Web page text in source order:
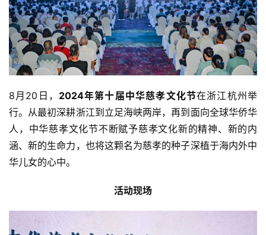
8月20日， 2024年第十届中华慈孝文化节在浙江杭州举
行。从最初深耕浙江到立足海峡两岸，再到面向全球华侨华
人，中华慈孝文化节不断赋予慈孝文化新的精神、新的内
涵、新的生命力，也将这颗名为慈孝的种子深植于海内外中
华儿女的心中。
活动现场